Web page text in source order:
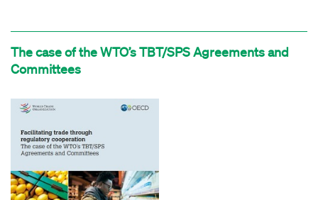
The case of the WTO’s TBT/SPS Agreements and
Committees